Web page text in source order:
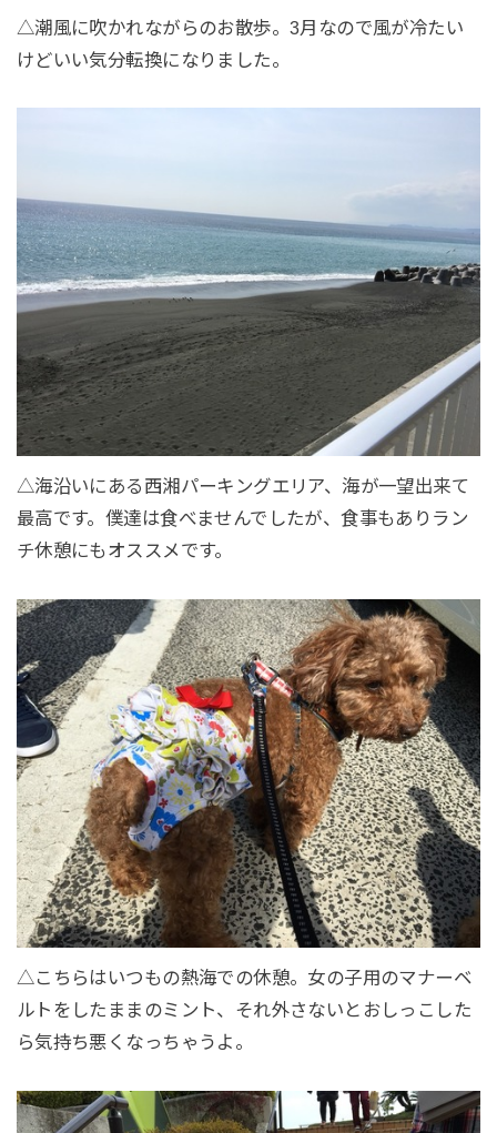
△潮風に吹かれながらのお散歩。3月なので風が冷たい
けどいい気分転換になりました。
△海沿いにある西湘パーキングエリア、海が一望出来て
最高です。僕達は食べませんでしたが、食事もありラン
チ休憩にもオススメです。
△こちらはいつもの熱海での休憩。女の子用のマナーベ
ルトをしたままのミント、それ外さないとおしっこした
ら気持ち悪くなっちゃうよ。